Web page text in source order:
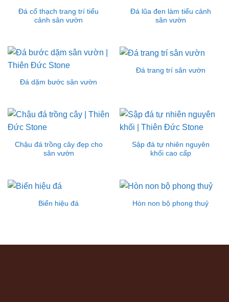
Đá cổ thạch trang trí tiểu
cảnh sân vườn
Đá lũa đen làm tiểu cảnh
sân vườn
Đá dặm bước sân vườn
Đá trang trí sân vườn
Chậu đá trồng cây đẹp cho
sân vườn
Sập đá tự nhiên nguyên
khối cao cấp
Biển hiệu đá Hòn non bộ phong thuỷ